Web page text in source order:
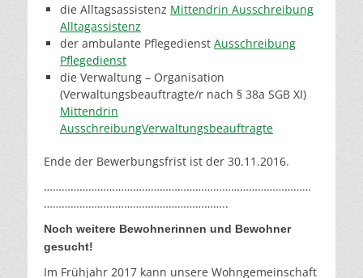
die Alltagsassistenz Mittendrin Ausschreibung
Alltagassistenz
der ambulante Pflegedienst Ausschreibung
Pflegedienst
die Verwaltung – Organisation
(Verwaltungsbeauftragte/r nach § 38a SGB XI)
Mittendrin
AusschreibungVerwaltungsbeauftragte
Ende der Bewerbungsfrist ist der 30.11.2016.
………………………………………………………………………………
……………………………………………………..
Noch weitere Bewohnerinnen und Bewohner
gesucht!
Im Frühjahr 2017 kann unsere Wohngemeinschaft